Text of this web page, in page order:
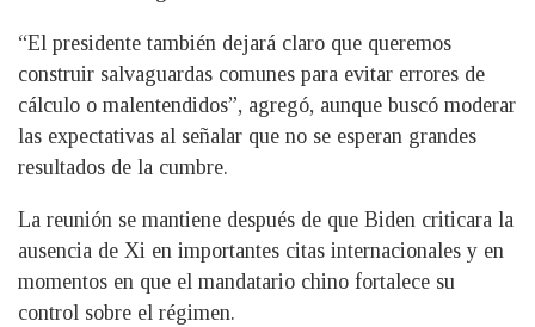
“El presidente también dejará claro que queremos
construir salvaguardas comunes para evitar errores de
cálculo o malentendidos”, agregó, aunque buscó moderar
las expectativas al señalar que no se esperan grandes
resultados de la cumbre.
La reunión se mantiene después de que Biden criticara la
ausencia de Xi en importantes citas internacionales y en
momentos en que el mandatario chino fortalece su
control sobre el régimen.